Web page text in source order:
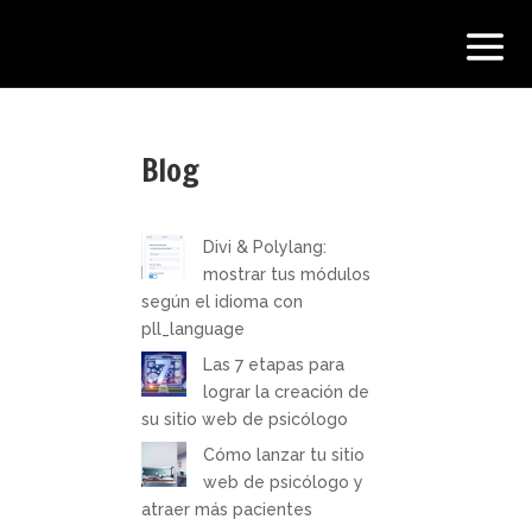
Blog
Divi & Polylang:
mostrar tus módulos
según el idioma con
pll_language
Las 7 etapas para
lograr la creación de
su sitio web de psicólogo
Cómo lanzar tu sitio
web de psicólogo y
atraer más pacientes